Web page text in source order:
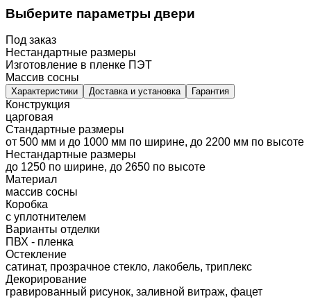
Выберите параметры двери
Под заказ
Нестандартные размеры
Изготовление в пленке ПЭТ
Массив сосны
Характеристики Доставка и установка Гарантия
Конструкция
царговая
Стандартные размеры
от 500 мм и до 1000 мм по ширине, до 2200 мм по высоте
Нестандартные размеры
до 1250 по ширине, до 2650 по высоте
Материал
массив сосны
Коробка
с уплотнителем
Варианты отделки
ПВХ - пленка
Остекление
сатинат, прозрачное стекло, лакобель, триплекс
Декорирование
гравированный рисунок, заливной витраж, фацет